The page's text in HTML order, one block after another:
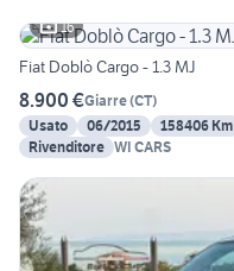
16
Fiat Doblò Cargo - 1.3 MJ
8.900 €Giarre(CT)
Usato
06/2015 158406 Km
Rivenditore WI CARS